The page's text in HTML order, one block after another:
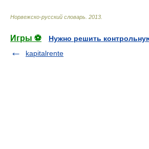
Норвежско-русский словарь 2013
Игры ⚽
Нужно решить
kapitalrente